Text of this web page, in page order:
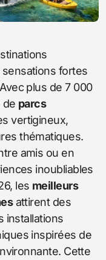
fortes
plus de 7 000
de parcs
vertigineux,
thématiques.
amis ou en
inoubliables
les meilleurs
attirent des
installations
inspirées de
Cette